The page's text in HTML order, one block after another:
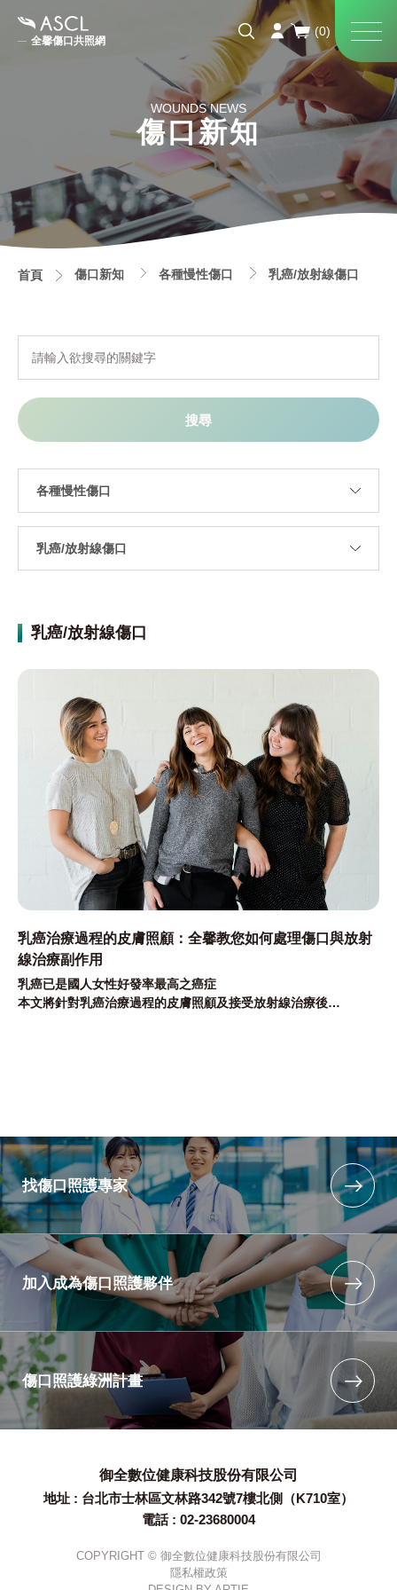
全馨傷口共照網
WOUNDS NEWS
傷口新知
首頁 傷口新知 各種慢性傷口 乳癌/放射線傷口
乳癌/放射線傷口
乳癌治療過程的皮膚照顧：全馨教您如何處理傷口與放射
線治療副作用
乳癌已是國人女性好發率最高之癌症
本文將針對乳癌治療過程的皮膚照顧及接受放射線治療後
找傷口照護專家
加入成為傷口照護夥伴
傷口照護綠洲計畫
御全數位健康科技股份有限公司
地址 : 台北市士林區文林路342號7樓北側（K710室）
電話 : 02-23680004
COPYRIGHT © 御全數位健康科技股份有限公司
隱私權政策